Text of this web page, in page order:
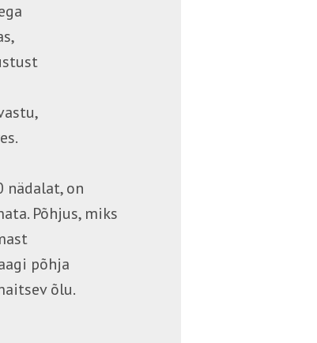
nädalat, on
Põhjus, miks
põhja
õlu.